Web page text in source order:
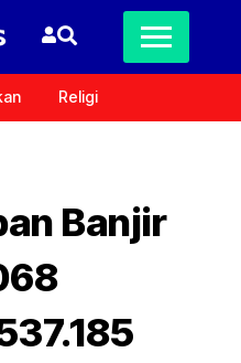
Religi
Banjir